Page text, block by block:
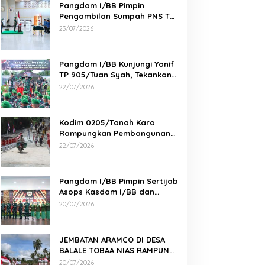
Pangdam I/BB Pimpin
Pengambilan Sumpah PNS TNI
AD di Makodam I/BB
23/07/2026
Pangdam I/BB Kunjungi Yonif
TP 905/Tuan Syah, Tekankan
Profesionalisme dan
22/07/2026
Kodim 0205/Tanah Karo
Rampungkan Pembangunan
Jembatan Beton di Desa
22/07/2026
Pangdam I/BB Pimpin Sertijab
Asops Kasdam I/BB dan
Danyonarmed 2/KS serta
20/07/2026
JEMBATAN ARAMCO DI DESA
BALALE TOBAA NIAS RAMPUNG,
AKSES WARGA SEMAKIN MUDAH
20/07/2026